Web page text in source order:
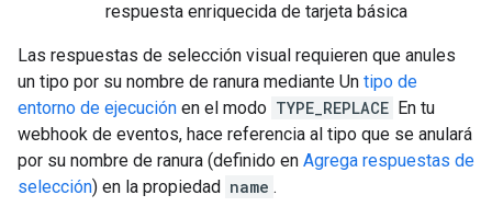
respuesta enriquecida de tarjeta básica
Las respuestas de selección visual requieren que anules
un tipo por su nombre de ranura mediante Un tipo de
entorno de ejecución en el modo TYPE_REPLACE En tu
webhook de eventos, hace referencia al tipo que se anulará
por su nombre de ranura (definido en Agrega respuestas de
selección) en la propiedad name .